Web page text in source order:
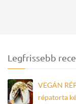
Legfrissebb
VEGÁN
répatorta